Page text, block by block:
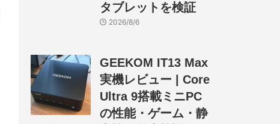
タブレットを検証
2026/8/6
GEEKOM IT13 Max
実機レビュー | Core
Ultra 9搭載ミニPC
の性能・ゲーム・静